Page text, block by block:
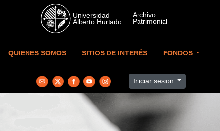
Skip to main content
QUIENES SOMOS SITIOS DE INTERÉS FONDOS
Iniciar sesión